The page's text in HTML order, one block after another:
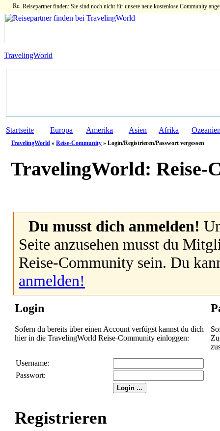
Reisepartner finden: Sie sind noch nicht für unsere neue kostenlose Community
TravelingWorld
Startseite Europa Amerika Asien Afrika
TravelingWorld » Reise-Community » Login/Registrieren/Passwort vergessen
TravelingWorld: Reise-
Du musst dich anmelden!
Seite anzusehen musst du
Reise-Community sein. Du
anmelden!
Login
Sofern du bereits über einen Account verfügst kannst du dich
hier in die TravelingWorld Reise-Community einloggen:
Username:
Passwort:
Registrieren